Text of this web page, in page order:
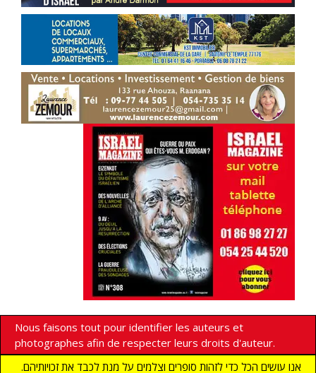
Nous faisons tout pour identifier les auteurs et
photographes afin de respecter leurs droits d'auteur.
אנו עושים הכל כדי לזהות סופרים וצלמים על מנת לכבד את זכויותיהם.